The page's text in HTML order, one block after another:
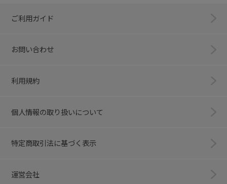
ご利用ガイド
お問い合わせ
利用規約
個人情報の取り扱いについて
特定商取引法に基づく表示
運営会社